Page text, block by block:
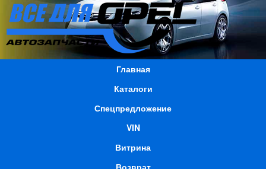
Главная
Каталоги
Спецпредложение
VIN
Витрина
Возврат